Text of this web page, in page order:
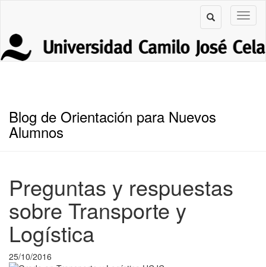
Blog de Orientación para Nuevos
Alumnos
Preguntas y respuestas
sobre Transporte y
Logística
25/10/2016